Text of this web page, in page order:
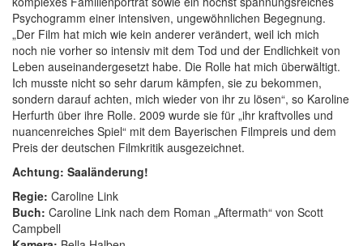
Psychogramm einer intensiven, ungewöhnlichen Begegnung.
„Der Film hat mich wie kein anderer verändert, weil ich mich
noch nie vorher so intensiv mit dem Tod und der Endlichkeit von
Leben auseinandergesetzt habe. Die Rolle hat mich überwältigt.
Ich musste nicht so sehr darum kämpfen, sie zu bekommen,
sondern darauf achten, mich wieder von ihr zu lösen“, so Karoline
Herfurth über ihre Rolle. 2009 wurde sie für „ihr kraftvolles und
nuancenreiches Spiel“ mit dem Bayerischen Filmpreis und dem
Preis der deutschen Filmkritik ausgezeichnet.
Achtung: Saaländerung!
Regie: Caroline Link
Buch: Caroline Link nach dem Roman „Aftermath“ von Scott
Campbell